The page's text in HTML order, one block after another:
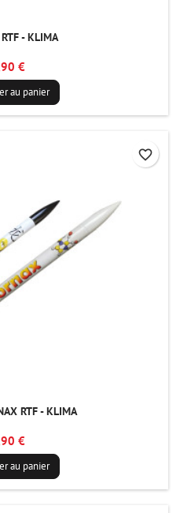
- KLIMA
€
au panier
RTF - KLIMA
€
au panier
favorite_border